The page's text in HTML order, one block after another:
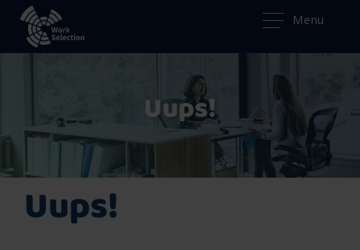
Menu
Uups!
Uups!